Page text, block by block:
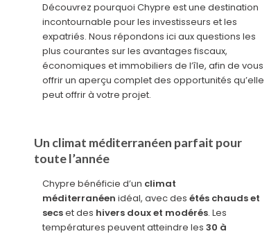
Découvrez pourquoi Chypre est une destination
incontournable pour les investisseurs et les
expatriés. Nous répondons ici aux questions les
plus courantes sur les avantages fiscaux,
économiques et immobiliers de l’île, afin de vous
offrir un aperçu complet des opportunités qu’elle
peut offrir à votre projet.
Un climat méditerranéen parfait pour
toute l’année
Chypre bénéficie d’un climat
méditerranéen idéal, avec des étés chauds et
secset des hivers doux et modérés. Les
températures peuvent atteindre les 30 à